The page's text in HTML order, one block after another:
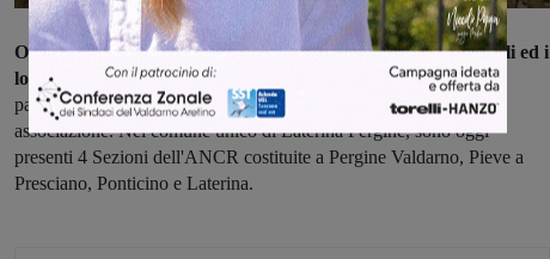
Oggi a fianco degli ultimi combattenti viventi ci sono i loro figli ed i
loro nipoti e tanti cittadini
impegnati a difendere quel grande
patrimonio di valori e di memorie rappresentato dalla storica
associazione. Nel comune unico di Laterina Pergine, sono oggi
presenti 4 Sezioni dell'ANCR costituite a Pergine Valdarno, Pieve a
Presciano, Ponticino e Laterina.